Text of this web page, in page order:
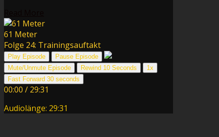
61 Meter
Folge 24: Trainingsauftakt
Play Episode
Pause Episode
Mute/Unmute Episode
Rewind 10 Seconds
1x
Fast Forward 30 seconds
00:00 / 29:31
Audiolänge: 29:31